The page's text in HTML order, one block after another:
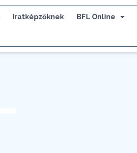
Iratképzőknek BFL Online